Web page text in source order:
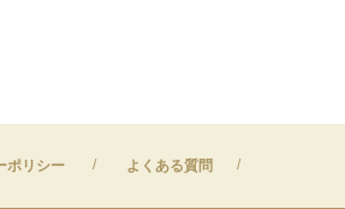
ポリシー よくある質問